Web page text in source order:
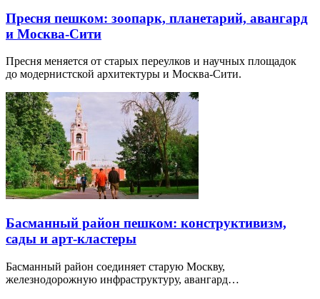
Пресня пешком: зоопарк, планетарий, авангард
и Москва-Сити
Пресня меняется от старых переулков и научных площадок
до модернистской архитектуры и Москва-Сити.
Басманный район пешком: конструктивизм,
сады и арт-кластеры
Басманный район соединяет старую Москву,
железнодорожную инфраструктуру, авангард…